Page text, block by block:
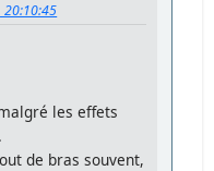
20:10:45
les effets
de bras souvent,